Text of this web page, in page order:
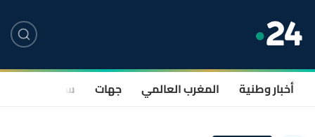
أخبار وطنية المغرب العالمي جهات سياسة